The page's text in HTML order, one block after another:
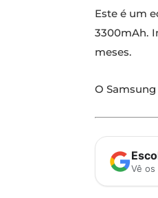
Este é um
3300mAh.
meses.
O
Vê